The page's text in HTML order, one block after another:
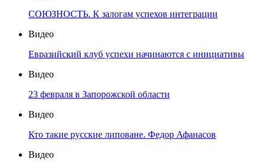
СОЮЗНОСТЬ. К залогам успехов интеграции
Видео
Евразийский клуб успехи начинаются с инициативы
Видео
23 февраля в Запорожской области
Видео
Кто такие русские липоване. Федор Афанасов
Видео